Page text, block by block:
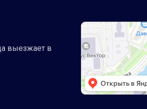
выезжает в